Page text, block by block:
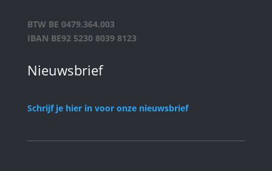
BTW BE 0479.364.003
IBAN BE92 5230 8039 8123
Nieuwsbrief
Schrijf je hier in voor onze nieuwsbrief